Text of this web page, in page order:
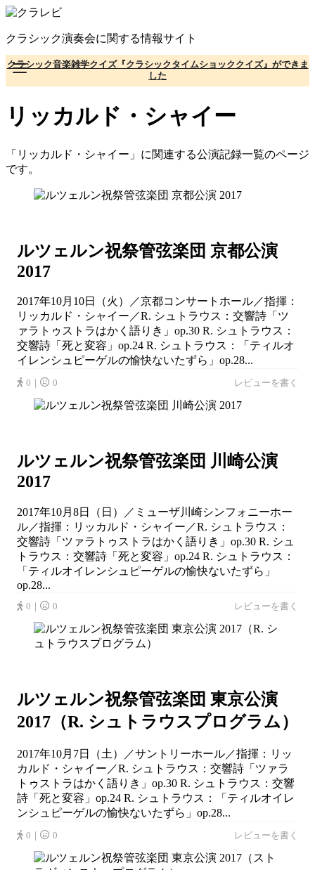
コ
テ
ン
ツ
へ
動
クラシック演奏会に関する情報サイト
クラシック音楽雑学クイズ『クラシックタイムショッククイズ』ができま
した
リッカルド・シャイー
「リッカルド・シャイー」に関連する公演記録一覧のページ
です。
ルツェルン祝祭管弦楽団 京都公演
2017
2017年10月10日（火）／京都コンサートホール／指揮：
リッカルド・シャイー／R. シュトラウス：交響詩「ツ
ァラトゥストラはかく語りき」op.30 R. シュトラウス：
交響詩「死と変容」op.24 R. シュトラウス：「ティルオ
イレンシュピーゲルの愉快ないたずら」op.28...
0｜ 0 レビューを書く
ルツェルン祝祭管弦楽団 川崎公演
2017
2017年10月8日（日）／ミューザ川崎シンフォニーホー
ル／指揮：リッカルド・シャイー／R. シュトラウス：
交響詩「ツァラトゥストラはかく語りき」op.30 R. シュ
トラウス：交響詩「死と変容」op.24 R. シュトラウス：
「ティルオイレンシュピーゲルの愉快ないたずら」
op.28...
0｜ 0 レビューを書く
ルツェルン祝祭管弦楽団 東京公演
2017（R. シュトラウスプログラム）
2017年10月7日（土）／サントリーホール／指揮：リッ
カルド・シャイー／R. シュトラウス：交響詩「ツァラ
トゥストラはかく語りき」op.30 R. シュトラウス：交響
詩「死と変容」op.24 R. シュトラウス：「ティルオイレ
ンシュピーゲルの愉快ないたずら」op.28...
0｜ 0 レビューを書く